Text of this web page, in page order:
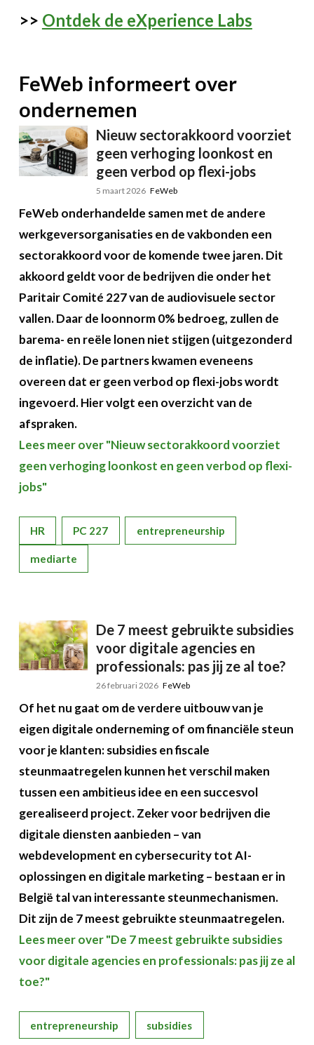
>> Ontdek de eXperience Labs
FeWeb informeert over
ondernemen
Nieuw sectorakkoord voorziet
geen verhoging loonkost en
geen verbod op flexi-jobs
5 maart 2026 FeWeb
FeWeb onderhandelde samen met de andere
werkgeversorganisaties en de vakbonden een
sectorakkoord voor de komende twee jaren. Dit
akkoord geldt voor de bedrijven die onder het
Paritair Comité 227 van de audiovisuele sector
vallen. Daar de loonnorm 0% bedroeg, zullen de
barema- en reële lonen niet stijgen (uitgezonderd
de inflatie). De partners kwamen eveneens
overeen dat er geen verbod op flexi-jobs wordt
ingevoerd. Hier volgt een overzicht van de
afspraken.
Lees meer over "Nieuw sectorakkoord voorziet
geen verhoging loonkost en geen verbod op flexi-
jobs"
HR PC 227 entrepreneurship
mediarte
De 7 meest gebruikte subsidies
voor digitale agencies en
professionals: pas jij ze al toe?
26 februari 2026 FeWeb
Of het nu gaat om de verdere uitbouw van je
eigen digitale onderneming of om financiële steun
voor je klanten: subsidies en fiscale
steunmaatregelen kunnen het verschil maken
tussen een ambitieus idee en een succesvol
gerealiseerd project. Zeker voor bedrijven die
digitale diensten aanbieden – van
webdevelopment en cybersecurity tot AI-
oplossingen en digitale marketing – bestaan er in
België tal van interessante steunmechanismen.
Dit zijn de 7 meest gebruikte steunmaatregelen.
Lees meer over "De 7 meest gebruikte subsidies
voor digitale agencies en professionals: pas jij ze al
toe?"
entrepreneurship subsidies